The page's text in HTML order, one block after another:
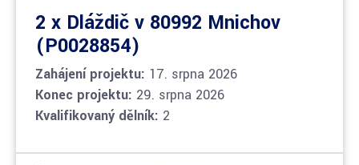
2 x Dláždič v 80992 Mnichov
(P0028854)
Zahájení projektu: 17. srpna 2026
Konec projektu: 29. srpna 2026
Kvalifikovaný dělník: 2